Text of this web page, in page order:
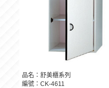
品名：舒美櫃系列
編號：CK-4611